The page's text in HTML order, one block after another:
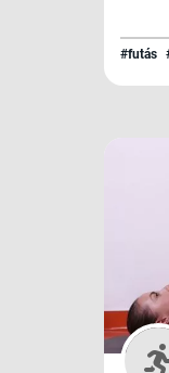
#futás